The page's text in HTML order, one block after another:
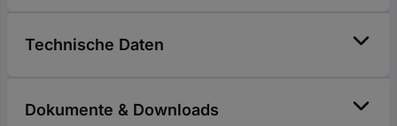
Technische Daten
Dokumente & Downloads